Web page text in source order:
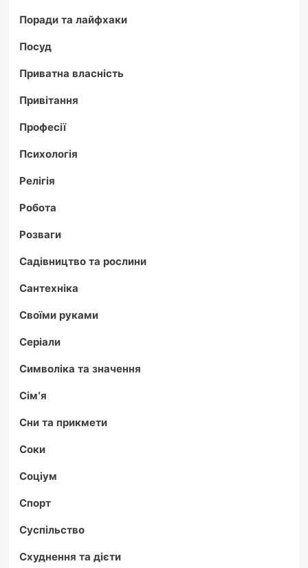
Поради та лайфхаки
Посуд
Приватна власність
Привітання
Професії
Психологія
Релігія
Робота
Розваги
Садівництво та рослини
Сантехніка
Своїми руками
Серіали
Символіка та значення
Сім'я
Сни та прикмети
Соки
Соціум
Спорт
Суспільство
Схуднення та дієти